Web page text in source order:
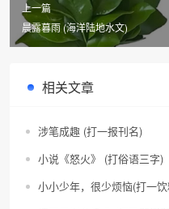
上一篇
晨露暮雨 (海洋陆地水文)
相关文章
涉笔成趣 (打一报刊名)
小说《怒火》 (打俗语三字)
小小少年，很少烦恼(打一